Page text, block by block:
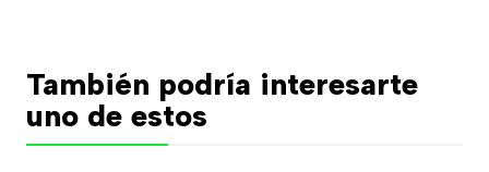
También podría interesarte
uno de estos